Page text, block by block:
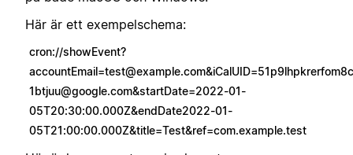
Här är ett exempelschema:
cron://showEvent?
accountEmail=test@example.com&
1btjuu@google.com&startDate=2022-01-
05T20:30:00.000Z&endDate2022-01-
05T21:00:00.000Z&title=Test&ref=com.example.test